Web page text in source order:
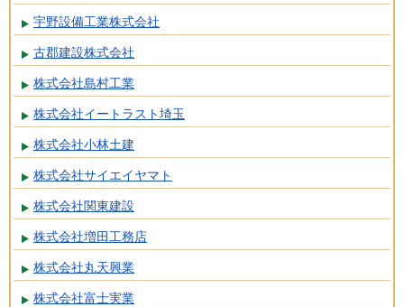
宇野設備工業株式会社
古郡建設株式会社
株式会社島村工業
株式会社イートラスト埼玉
株式会社小林土建
株式会社サイエイヤマト
株式会社関東建設
株式会社増田工務店
株式会社丸天興業
株式会社富士実業